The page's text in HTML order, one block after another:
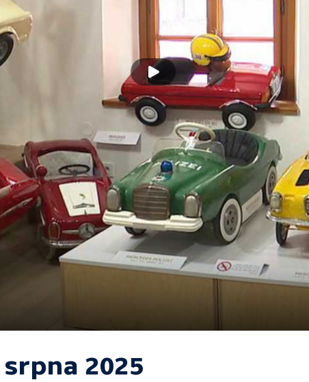
srpna 2025